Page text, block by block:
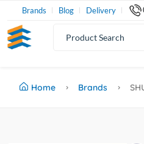
Brands Blog Delivery
Home Brands